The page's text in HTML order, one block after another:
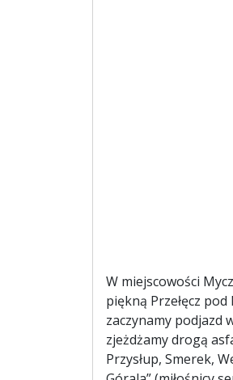
W miejscowości
piękną Przełęcz
zaczynamy podjazd
zjeżdżamy drogą
Przysłup, Smerek,